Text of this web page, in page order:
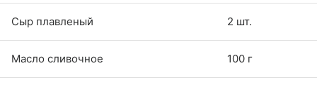
Сыр плавленый 2 шт.
Масло сливочное 100 г